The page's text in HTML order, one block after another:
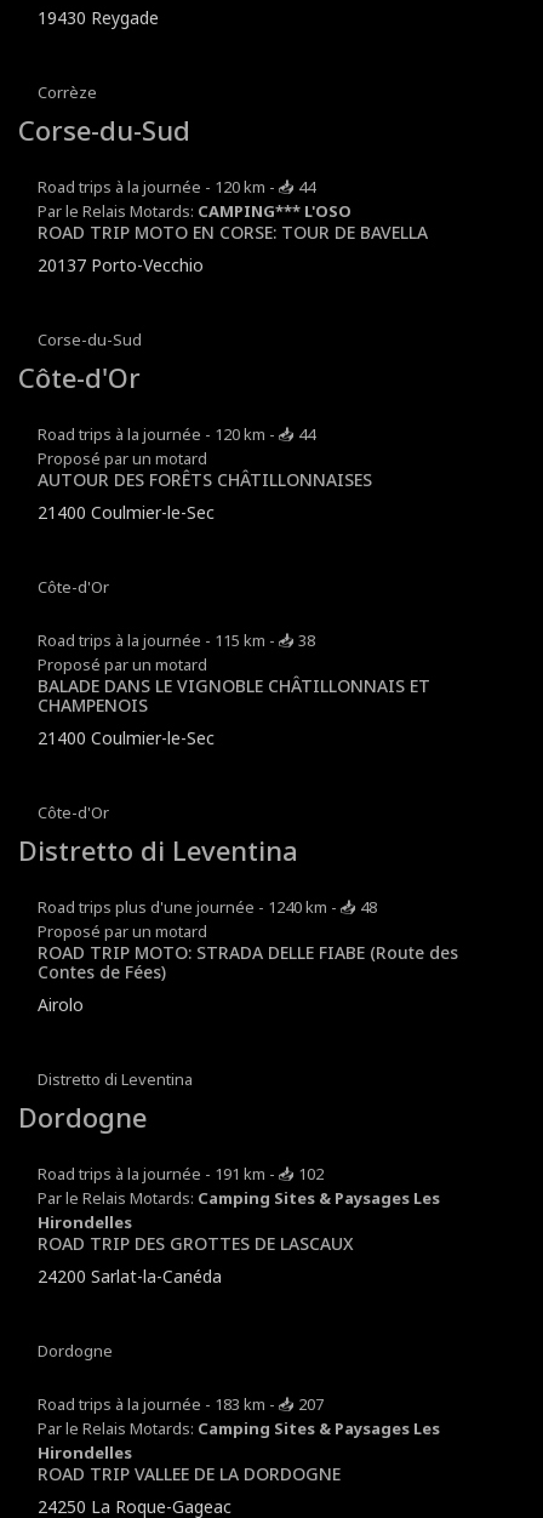
19430 Reygade
Corrèze
Corse-du-Sud
Road trips à la journée - 120 km - 📥 44
Par le Relais Motards: CAMPING*** L'OSO
ROAD TRIP MOTO EN CORSE: TOUR DE BAVELLA
20137 Porto-Vecchio
Corse-du-Sud
Côte-d'Or
Road trips à la journée - 120 km - 📥 44
Proposé par un motard
AUTOUR DES FORÊTS CHÂTILLONNAISES
21400 Coulmier-le-Sec
Côte-d'Or
Road trips à la journée - 115 km - 📥 38
Proposé par un motard
BALADE DANS LE VIGNOBLE CHÂTILLONNAIS ET
CHAMPENOIS
21400 Coulmier-le-Sec
Côte-d'Or
Distretto di Leventina
Road trips plus d'une journée - 1240 km - 📥 48
Proposé par un motard
ROAD TRIP MOTO: STRADA DELLE FIABE (Route des
Contes de Fées)
Airolo
Distretto di Leventina
Dordogne
Road trips à la journée - 191 km - 📥 102
Par le Relais Motards: Camping Sites & Paysages Les
Hirondelles
ROAD TRIP DES GROTTES DE LASCAUX
24200 Sarlat-la-Canéda
Dordogne
Road trips à la journée - 183 km - 📥 207
Par le Relais Motards: Camping Sites & Paysages Les
Hirondelles
ROAD TRIP VALLEE DE LA DORDOGNE
24250 La Roque-Gageac